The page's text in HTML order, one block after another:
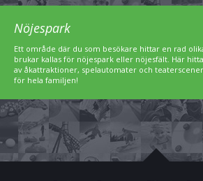
Nöjespark
Ett område där du som besökare hittar en rad
brukar kallas för nöjespark eller nöjesfält. Här
av åkattraktioner, spelautomater och
för hela familjen!